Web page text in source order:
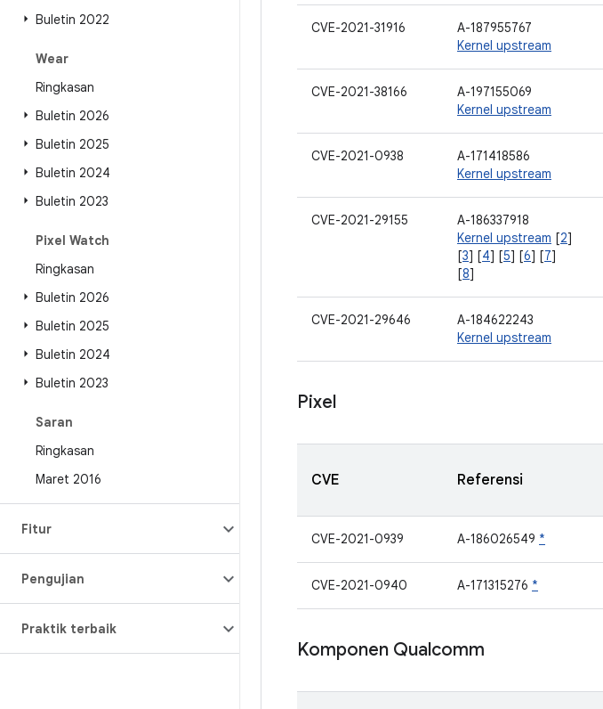
Buletin 2022
Wear
Ringkasan
Buletin 2026
Buletin 2025
Buletin 2024
Buletin 2023
Pixel Watch
Ringkasan
Buletin 2026
Buletin 2025
Buletin 2024
Buletin 2023
Saran
Ringkasan
Maret 2016
Fitur
Pengujian
Praktik terbaik
CVE-2021-31916
A-187955767
Kernel upstream
CVE-2021-38166
A-197155069
Kernel upstream
CVE-2021-0938
A-171418586
Kernel upstream
CVE-2021-29155
A-186337918
Kernel upstream [2]
[3] [4] [5] [6] [7]
[8]
CVE-2021-29646
A-184622243
Kernel upstream
Pixel
CVE Referensi
CVE-2021-0939 A-186026549 *
CVE-2021-0940 A-171315276 *
Komponen Qualcomm